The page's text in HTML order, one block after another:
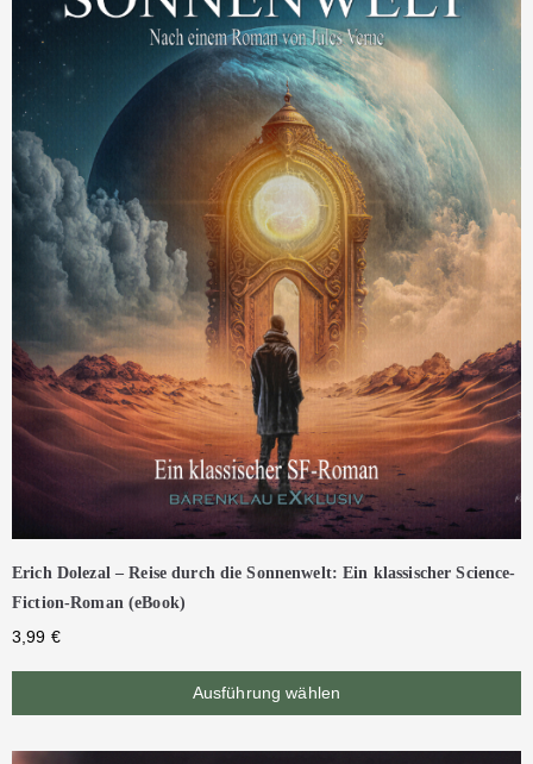
Erich Dolezal – Reise durch die Sonnenwelt: Ein klassischer Science-
Fiction-Roman (eBook)
3,99 €
Ausführung wählen